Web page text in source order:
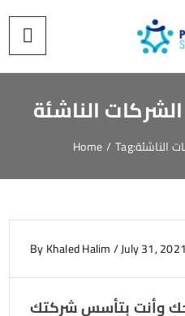
الناشئة
Home/ Tag:الناشئة
ByKhaled Halim/July 31, 2021
وأنت بتأسس شركتك